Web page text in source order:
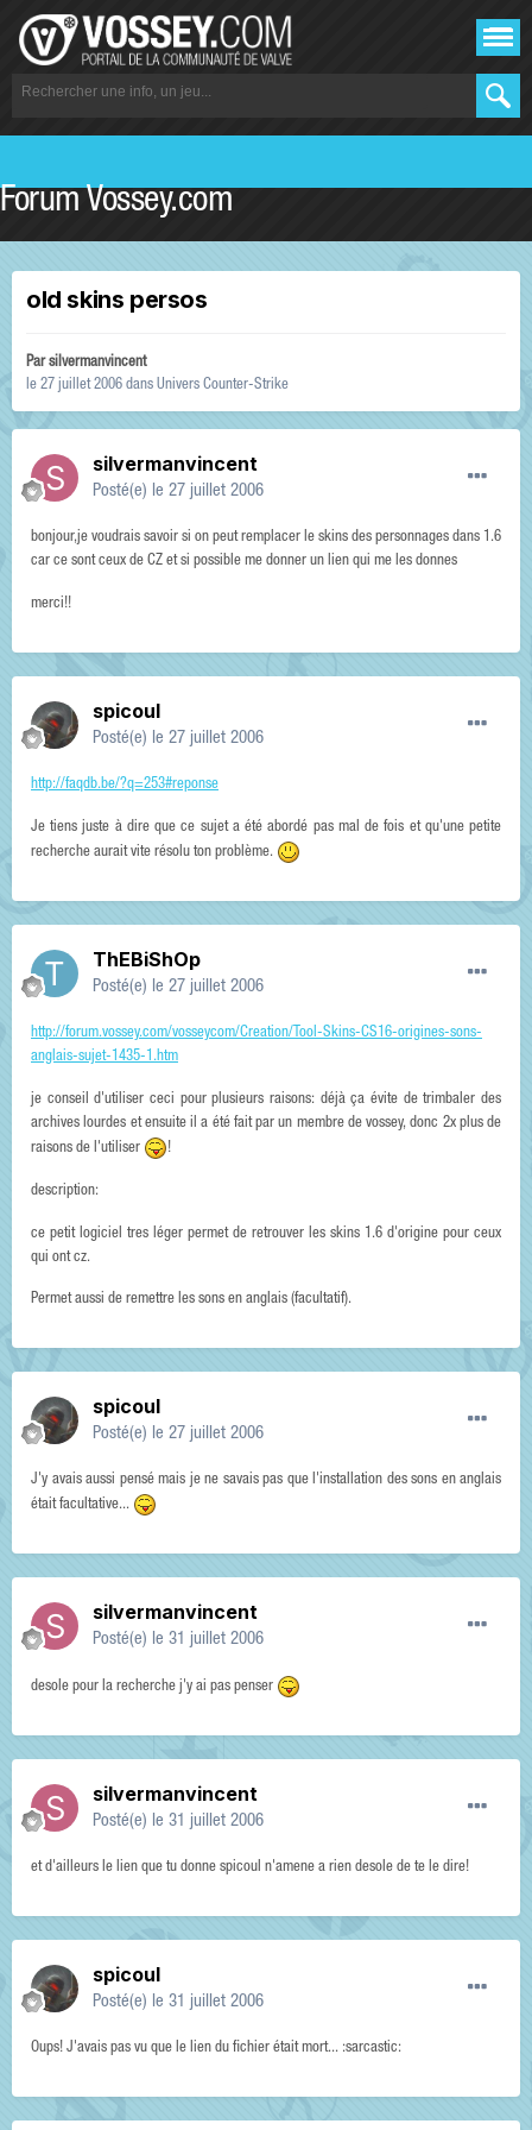
Forum Vossey.com
old skins persos
Parsilvermanvincent
le 27 juillet 2006 dans Univers Counter-Strike
silvermanvincent
Posté(e) le 27 juillet 2006
bonjour,je voudrais savoir si on peut remplacer le skins des personnages dans 1.6
car ce sont ceux de CZ et si possible me donner un lien qui me les donnes
merci!!
spicoul
Posté(e) le 27 juillet 2006
http://faqdb.be/?q=253#reponse
Je tiens juste à dire que ce sujet a été abordé pas mal de fois et qu'une petite
recherche aurait vite résolu ton problème.
ThEBiShOp
Posté(e) le 27 juillet 2006
http://forum.vossey.com/vosseycom/Creation/Tool-Skins-CS16-origines-sons-
anglais-sujet-1435-1.htm
je conseil d'utiliser ceci pour plusieurs raisons: déjà ça évite de trimbaler des
archives lourdes et ensuite il a été fait par un membre de vossey, donc 2x plus de
raisons de l'utiliser
!
description:
ce petit logiciel tres léger permet de retrouver les skins 1.6 d'origine pour ceux
qui ont cz.
Permet aussi de remettre les sons en anglais (facultatif).
spicoul
Posté(e) le 27 juillet 2006
J'y avais aussi pensé mais je ne savais pas que l'installation des sons en anglais
était facultative...
silvermanvincent
Posté(e) le 31 juillet 2006
desole pour la recherche j'y ai pas penser
silvermanvincent
Posté(e) le 31 juillet 2006
et d'ailleurs le lien que tu donne spicoul n'amene a rien desole de te le dire!
spicoul
Posté(e) le 31 juillet 2006
Oups! J'avais pas vu que le lien du fichier était mort... :sarcastic: